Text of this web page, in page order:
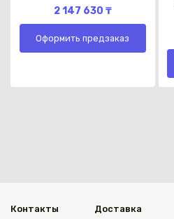
2 147 630 ₸
Оформить предзаказ
Контакты Доставка